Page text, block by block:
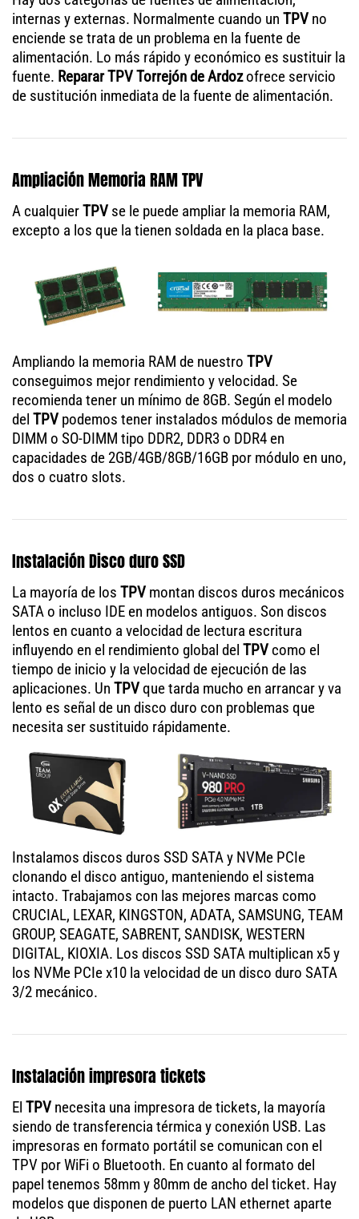
internas y externas. Normalmente cuando un TPV no
enciende se trata de un problema en la fuente de
alimentación. Lo más rápido y económico es sustituir la
fuente. Reparar TPV Torrejón de Ardozofrece servicio
de sustitución inmediata de la fuente de alimentación.
Ampliación Memoria RAM TPV
A cualquierTPV se le puede ampliar la memoria RAM,
excepto a los que la tienen soldada en la placa base.
Ampliando la memoria RAM de nuestro TPV
conseguimos mejor rendimiento y velocidad. Se
recomienda tener un mínimo de 8GB. Según el modelo
del TPV podemos tener instalados módulos de memoria
DIMM o SO-DIMM tipo DDR2, DDR3 o DDR4 en
capacidades de 2GB/4GB/8GB/16GB por módulo en uno,
dos o cuatro slots.
Instalación Disco duro SSD
La mayoría de los TPV montan discos duros mecánicos
SATA o incluso IDE en modelos antiguos. Son discos
lentos en cuanto a velocidad de lectura escritura
influyendo en el rendimiento global del TPV como el
tiempo de inicio y la velocidad de ejecución de las
aplicaciones. Un TPVque tarda mucho en arrancar y va
lento es señal de un disco duro con problemas que
necesita ser sustituido rápidamente.
Instalamos discos duros SSD SATA y NVMe PCIe
clonando el disco antiguo, manteniendo el sistema
intacto. Trabajamos con las mejores marcas como
CRUCIAL, LEXAR, KINGSTON, ADATA, SAMSUNG, TEAM
GROUP, SEAGATE, SABRENT, SANDISK, WESTERN
DIGITAL, KIOXIA. Los discos SSD SATA multiplican x5 y
los NVMe PCIe x10 la velocidad de un disco duro SATA
3/2 mecánico.
Instalación impresora tickets
El TPV necesita una impresora de tickets, la mayoría
siendo de transferencia térmica y conexión USB. Las
impresoras en formato portátil se comunican con el
TPV por WiFi o Bluetooth. En cuanto al formato del
papel tenemos 58mm y 80mm de ancho del ticket. Hay
modelos que disponen de puerto LAN ethernet aparte